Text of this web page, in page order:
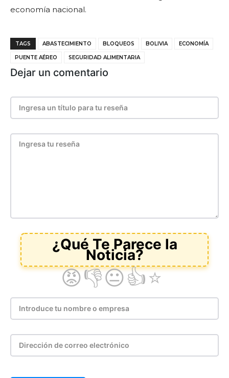
economía nacional.
TAGS ABASTECIMIENTO BLOQUEOS BOLIVIA ECONOMÍA
PUENTE AÉREO SEGURIDAD ALIMENTARIA
Dejar un comentario